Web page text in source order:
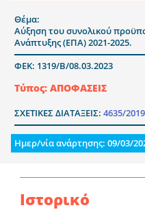
Θέμα:
Αύξηση του συνολικού
Ανάπτυξης (ΕΠΑ) 2021-2025.
ΦΕΚ: 1319/Β/08.03.2023
Τύπος: ΑΠΟΦΑΣΕΙΣ
ΣΧΕΤΙΚΕΣ ΔΙΑΤΑΞΕΙΣ: 4635/2019
Ημερ/νία ανάρτησης: 09/03/
Ιστορικό